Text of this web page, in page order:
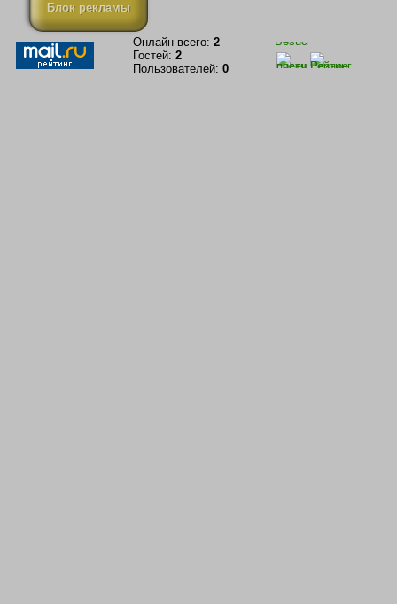
Блок рекламы
Онлайн всего: 2
Гостей: 2
Пользователей: 0